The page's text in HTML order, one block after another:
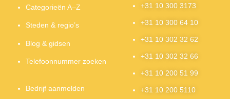
Categorieën A–Z
Steden & regio’s
Blog & gidsen
Telefoonnummer zoeken
Bedrijf aanmelden
+31 10 300 3173
+31 10 300 64 10
+31 10 302 32 62
+31 10 302 32 66
+31 10 200 51 99
+31 10 200 5110